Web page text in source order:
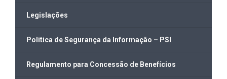
Legislações
Politica de Segurança da Informação – PSI
Regulamento para Concessão de Benefícios